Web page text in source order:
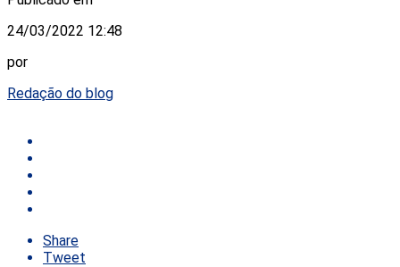
24/03/2022 12:48
por
Redação do blog
Share
Tweet